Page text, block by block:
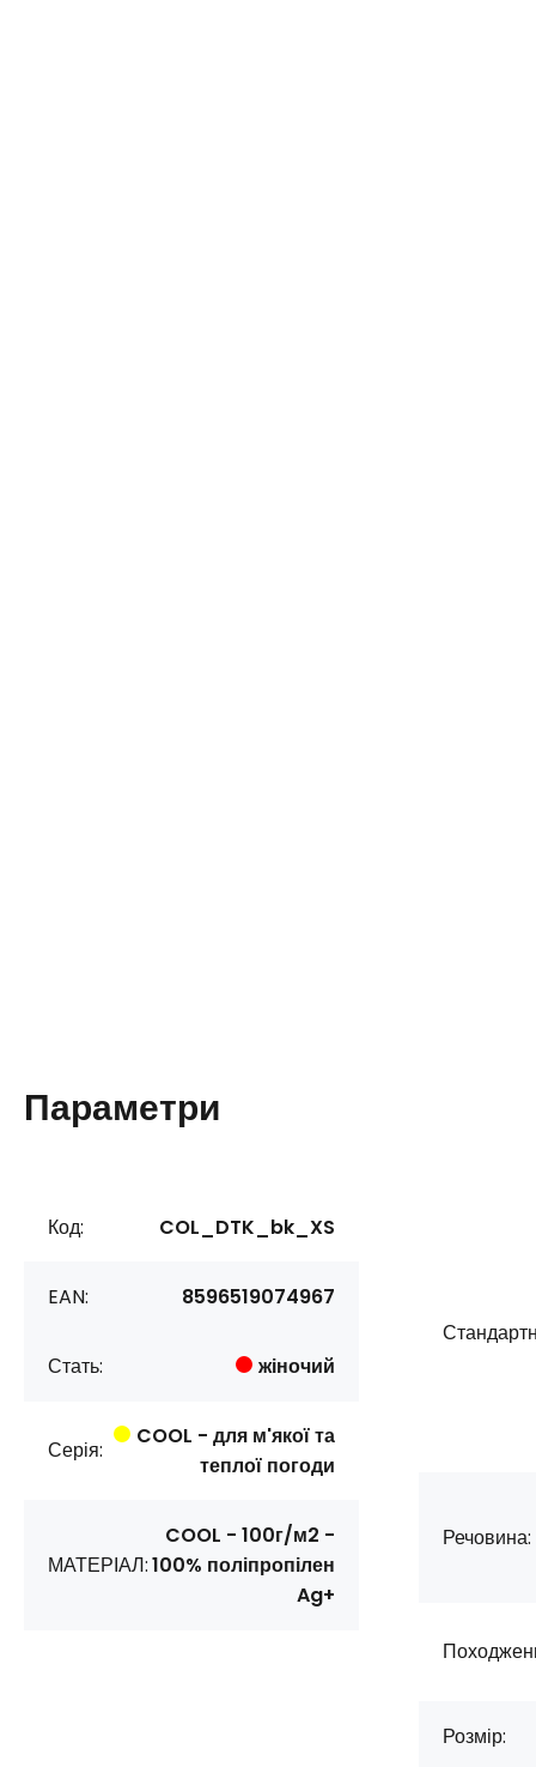
Параметри
Код: COL_DTK_bk_XS
EAN: 8596519074967
Стать: жіночий
Серія:
COOL - для м'якої та
теплої погоди
МАТЕРІАЛ:
COOL - 100г/м2 -
100% поліпропілен
Ag+
Речовина:
Розмір: